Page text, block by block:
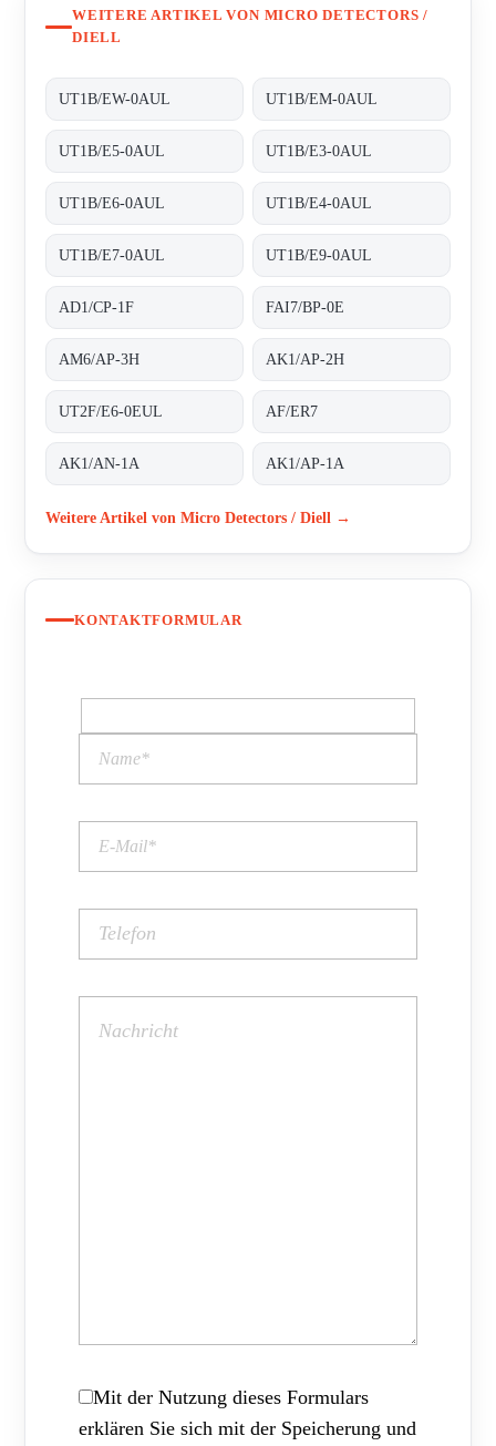
WEITERE ARTIKEL VON MICRO DETECTORS /
DIELL
UT1B/EW-0AUL UT1B/EM-0AUL
UT1B/E5-0AUL UT1B/E3-0AUL
UT1B/E6-0AUL UT1B/E4-0AUL
UT1B/E7-0AUL UT1B/E9-0AUL
AD1/CP-1F FAI7/BP-0E
AM6/AP-3H AK1/AP-2H
UT2F/E6-0EUL AF/ER7
AK1/AN-1A AK1/AP-1A
Weitere Artikel von Micro Detectors / Diell →
KONTAKTFORMULAR
Mit der Nutzung dieses Formulars
erklären Sie sich mit der Speicherung und